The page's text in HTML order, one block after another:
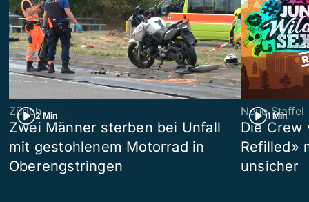
2 Min
Zürich
Zwei Männer sterben bei Unfall
mit gestohlenem Motorrad in
Oberengstringen
1 Min
Neue Staffel
Die Crew
Refilled»
unsicher